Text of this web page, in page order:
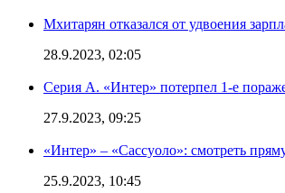
Мхитарян отказался от удвоения
28.9.2023, 02:05
Серия А. «Интер» потерпел 1-е
27.9.2023, 09:25
«Интер» – «Сассуоло»: смотреть
25.9.2023, 10:45